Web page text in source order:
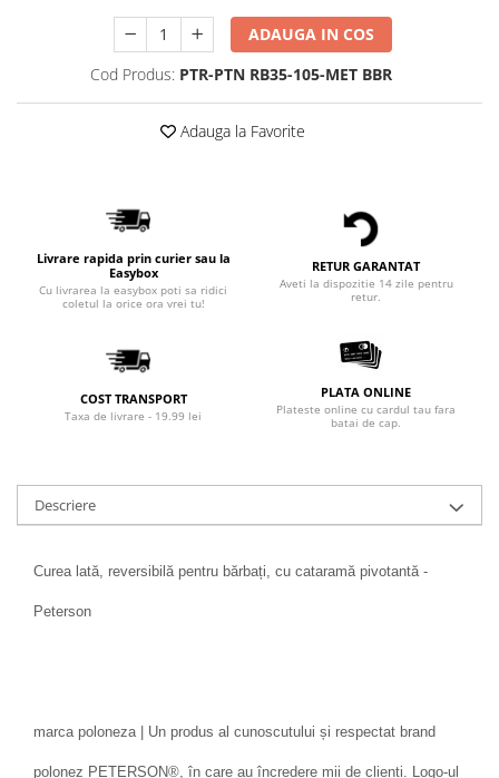
ADAUGA IN COS
Cod Produs: PTR-PTN RB35-105-MET BBR
Adauga la Favorite
Livrare rapida prin curier sau la
Easybox
Cu livrarea la easybox poti sa ridici
coletul la orice ora vrei tu!
RETUR GARANTAT
Aveti la dispozitie 14 zile pentru
retur.
COST TRANSPORT
Taxa de livrare - 19.99 lei
PLATA ONLINE
Plateste online cu cardul tau fara
batai de cap.
Descriere
Curea lată, reversibilă pentru bărbați, cu cataramă pivotantă -
Peterson
marca poloneza | Un produs al cunoscutului și respectat brand
polonez PETERSON®, în care au încredere mii de clienți. Logo-ul